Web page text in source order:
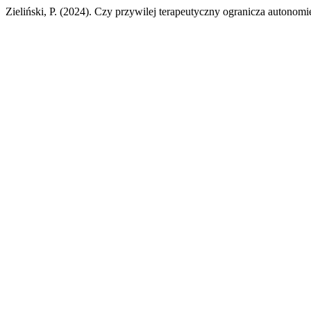
Zieliński, P. (2024). Czy przywilej terapeutyczny ogranicza